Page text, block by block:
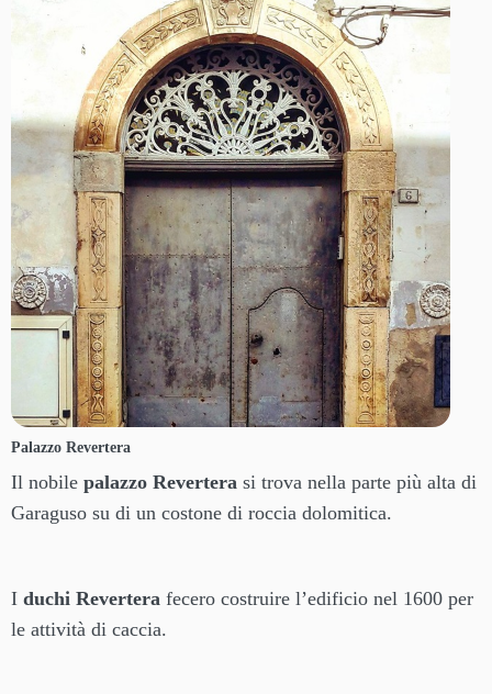
Palazzo Revertera
Il nobile palazzo Revertera si trova nella parte più alta di
Garaguso su di un costone di roccia dolomitica.
I duchi Revertera fecero costruire l’edificio nel 1600 per
le attività di caccia.